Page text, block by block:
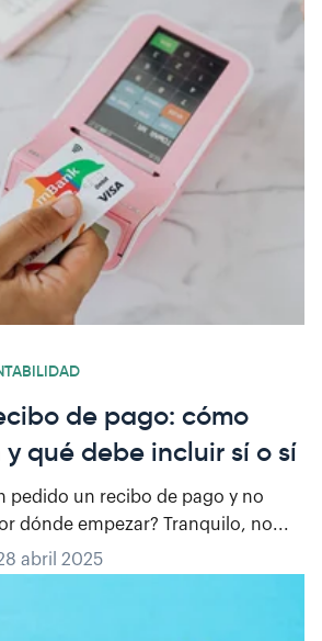
de pago: cómo
qué debe incluir sí o sí
pedido un recibo de pago y no
dónde empezar? Tranquilo, no...
abril 2025